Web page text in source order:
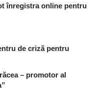
înregistra online pentru
de criză pentru
– promotor al